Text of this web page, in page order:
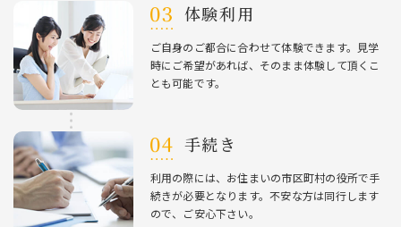
体験利⽤
ご⾃⾝のご都合に合わせて体験できます。⾒学
時にご希望があれば、そのまま体験して頂くこ
とも可能です。
⼿続き
利⽤の際には、お住まいの市区町村の役所で⼿
続きが必要となります。不安な⽅は同⾏します
ので、ご安⼼下さい。